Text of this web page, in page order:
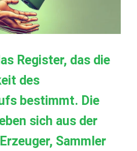
Register, das die
des
bestimmt. Die
sich aus der
Sammler